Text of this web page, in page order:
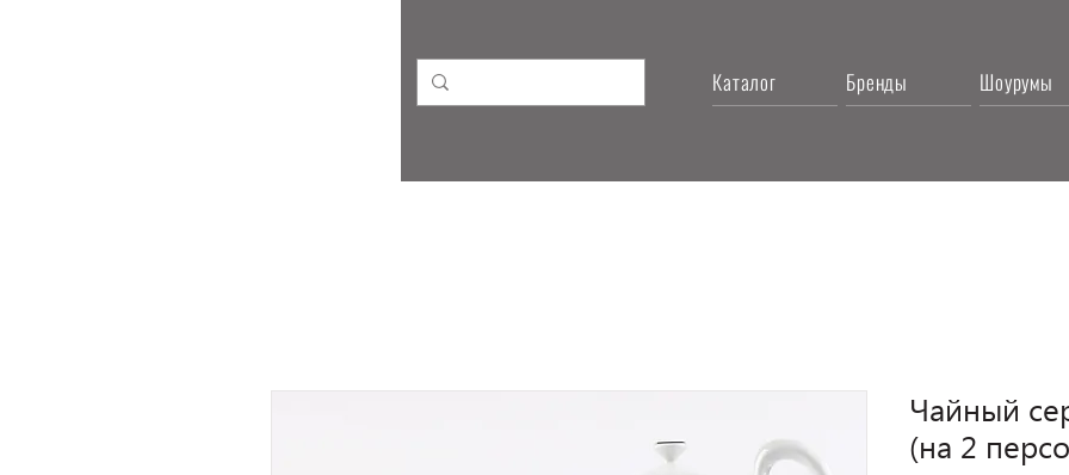
Каталог Бренды Шоурумы
Чайный
(на 2